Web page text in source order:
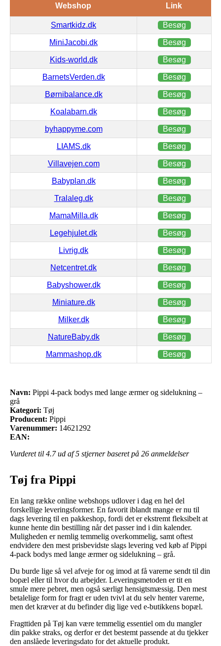
Webshop Link
Smartkidz.dk Besøg
MiniJacobi.dk Besøg
Kids-world.dk Besøg
BarnetsVerden.dk Besøg
Børnibalance.dk Besøg
Koalabarn.dk Besøg
byhappyme.com Besøg
LIAMS.dk Besøg
Villavejen.com Besøg
Babyplan.dk Besøg
Tralaleg.dk Besøg
MamaMilla.dk Besøg
Legehjulet.dk Besøg
Livrig.dk Besøg
Netcentret.dk Besøg
Babyshower.dk Besøg
Miniature.dk Besøg
Milker.dk Besøg
NatureBaby.dk Besøg
Mammashop.dk Besøg
Navn: Pippi 4-pack bodys med lange ærmer og sidelukning –
grå
Kategori: Tøj
Producent: Pippi
Varenummer: 14621292
EAN:
Vurderet til 4.7ud af 5 stjerner baseret på 26 anmeldelser
Tøj fra Pippi
En lang række online webshops udlover i dag en hel del
forskellige leveringsformer. En favorit iblandt mange er nu til
dags levering til en pakkeshop, fordi det er ekstremt fleksibelt at
kunne hente din bestilling når det passer ind i din kalender.
Muligheden er nemlig temmelig overkommelig, samt oftest
endvidere den mest prisbevidste slags levering ved køb af Pippi
4-pack bodys med lange ærmer og sidelukning – grå.
Du burde lige så vel afveje for og imod at få varerne sendt til din
bopæl eller til hvor du arbejder. Leveringsmetoden er tit en
smule mere pebret, men også særligt hensigtsmæssig. Den mest
betalelige form for fragt er uden tvivl at du selv henter varerne,
men det kræver at du befinder dig lige ved e-butikkens bopæl.
Fragttiden på Tøj kan være temmelig essentiel om du mangler
din pakke straks, og derfor er det bestemt passende at du tjekker
den anslåede leveringsdato for det aktuelle produkt.